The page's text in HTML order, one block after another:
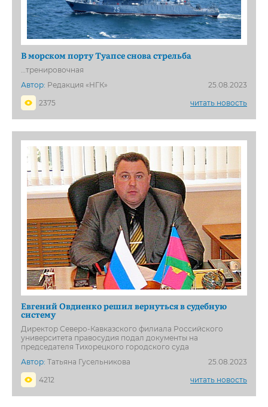
В морском порту Туапсе снова стрельба
…тренировочная
Автор: Редакция «НГК»
25.08.2023
2375
читать новость
Евгений Овдиенко решил вернуться в судебную
систему
Директор Северо-Кавказского филиала Российского
университета правосудия подал документы на
председателя Тихорецкого городского суда
Автор: Татьяна Гусельникова
25.08.2023
4212
читать новость